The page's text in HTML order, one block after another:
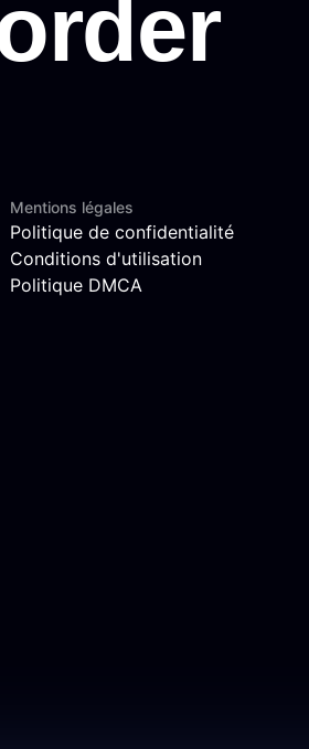
Mentions légales
Politique de confidentialité
Conditions d'utilisation
Politique DMCA